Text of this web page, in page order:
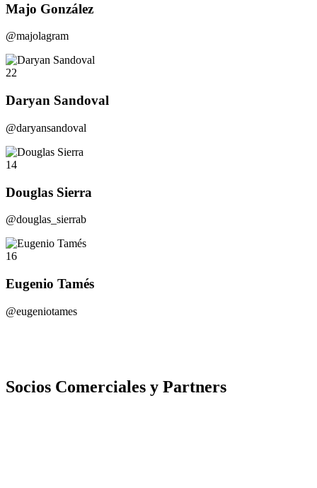
Majo González
@majolagram
22
Daryan Sandoval
@daryansandoval
14
Douglas Sierra
@douglas_sierrab
16
Eugenio Tamés
@eugeniotames
Socios Comerciales y Partners